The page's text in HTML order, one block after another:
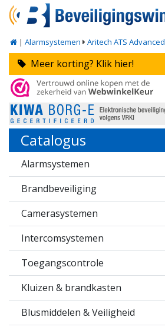
| Alarmsystemen Aritech ATS Advanced
Meer korting? Klik hier!
Catalogus
Alarmsystemen
Brandbeveiliging
Camerasystemen
Intercomsystemen
Toegangscontrole
Kluizen & brandkasten
Blusmiddelen & Veiligheid